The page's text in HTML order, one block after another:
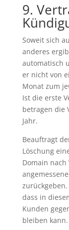
9.
Soweit sich
anderes
automatisch
er nicht von
Monat zum
Ist die erste
betragen die
Jahr.
Beauftragt
Löschung
Domain
dass in
Kunden
bleiben kann.